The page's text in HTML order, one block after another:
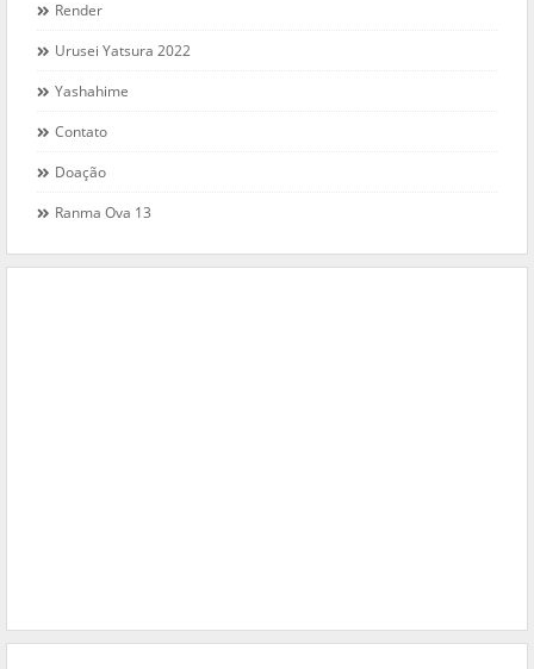
Render
Urusei Yatsura 2022
Yashahime
Contato
Doação
Ranma Ova 13